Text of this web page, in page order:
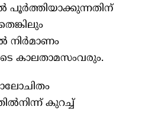
പൂർത്തിയാക്കുന്നതിന്
നിർമാണം
കാലതാമസംവരും.
കുറച്ച്